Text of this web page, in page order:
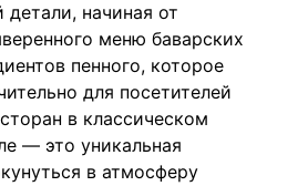
на­чи­ная от
ме­ню ба­вар­ских
пенного, ко­то­рое
для по­се­ти­те­лей
в классическом
— это уникальная
в атмосферу